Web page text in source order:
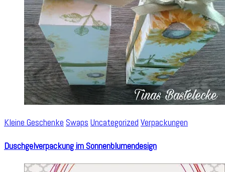
Kleine Geschenke Swaps Uncategorized Verpackungen
Duschgelverpackung im Sonnenblumendesign